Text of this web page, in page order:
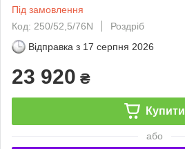
Під замовлення
Код: 250/52,5/76N
Роздріб
Відправка з 17 серпня 2026
23 920 ₴
Купити
або